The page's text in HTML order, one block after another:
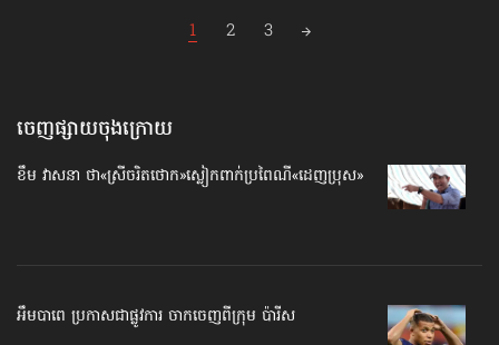
1 2 3
ចេញផ្សាយចុងក្រោយ
ខឹម វាសនា ថា«ស្រីចរិតថោក»​ស្លៀកពាក់ប្រពៃណី​«ដេញប្រុស»
អឹមបាពេ ប្រកាសជាផ្លូវការ ចាកចេញពីក្រុម ប៉ារីស